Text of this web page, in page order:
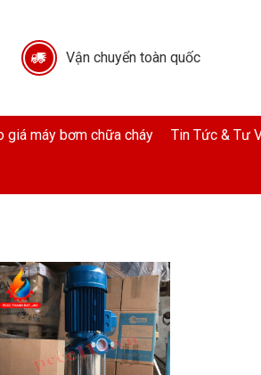
Vận chuyển toàn quốc
giá máy bơm chữa cháy Tin Tức & Tư